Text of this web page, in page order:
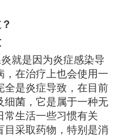
就是因为炎症感染导
，在治疗上也会使用一
全是炎症导致，在目前
细菌，它是属于一种无
常生活一些习惯有关
目采取药物，特别是消